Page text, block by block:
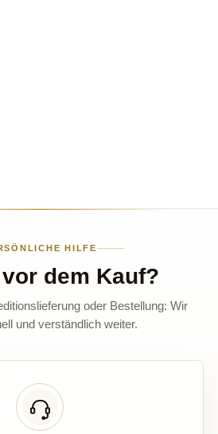
HILFE
dem Kauf?
oder Bestellung: Wir
und verständlich weiter.